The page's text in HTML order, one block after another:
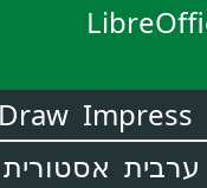
Impress
ערבית אסטורית